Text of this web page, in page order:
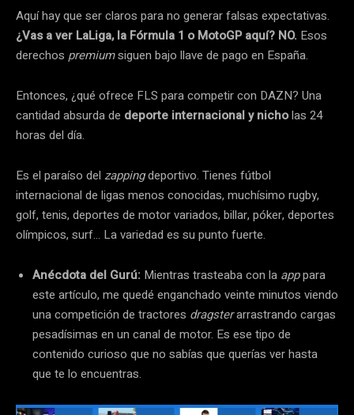
Aquí hay que ser claros para no generar falsas expectativas.
¿Vas a ver LaLiga, la Fórmula 1 o MotoGP aquí? NO. Esos
derechos premiumsiguen bajo llave de pago en España.
Entonces, ¿qué ofrece FLS para competir con DAZN? Una
cantidad absurda de deporte internacional y nicholas 24
horas del día.
Es el paraíso del zappingdeportivo. Tienes fútbol
internacional de ligas menos conocidas, muchísimo rugby,
golf, tenis, deportes de motor variados, billar, póker, deportes
olímpicos, surf… La variedad es su punto fuerte.
Anécdota del Gurú: Mientras trasteaba con la apppara
este artículo, me quedé enganchado veinte minutos viendo
una competición de tractores dragsterarrastrando cargas
pesadísimas en un canal de motor. Es ese tipo de
contenido curioso que no sabías que querías ver hasta
que te lo encuentras.